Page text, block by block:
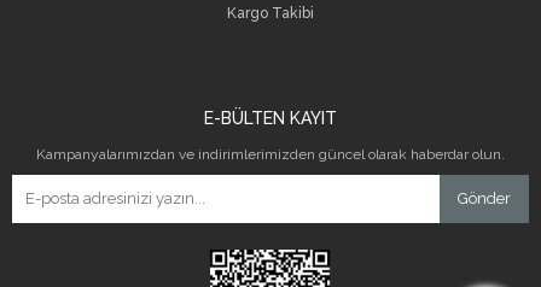
Kargo Takibi
E-BÜLTEN KAYIT
Kampanyalarımızdan ve indirimlerimizden güncel olarak haberdar olun.
Gönder